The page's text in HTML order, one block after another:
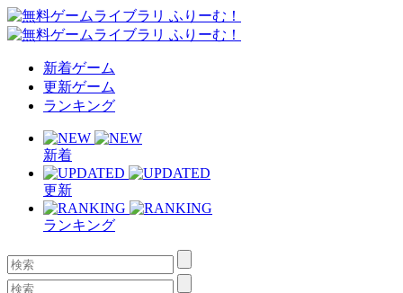
新着ゲーム
更新ゲーム
ランキング
新着
更新
ランキング